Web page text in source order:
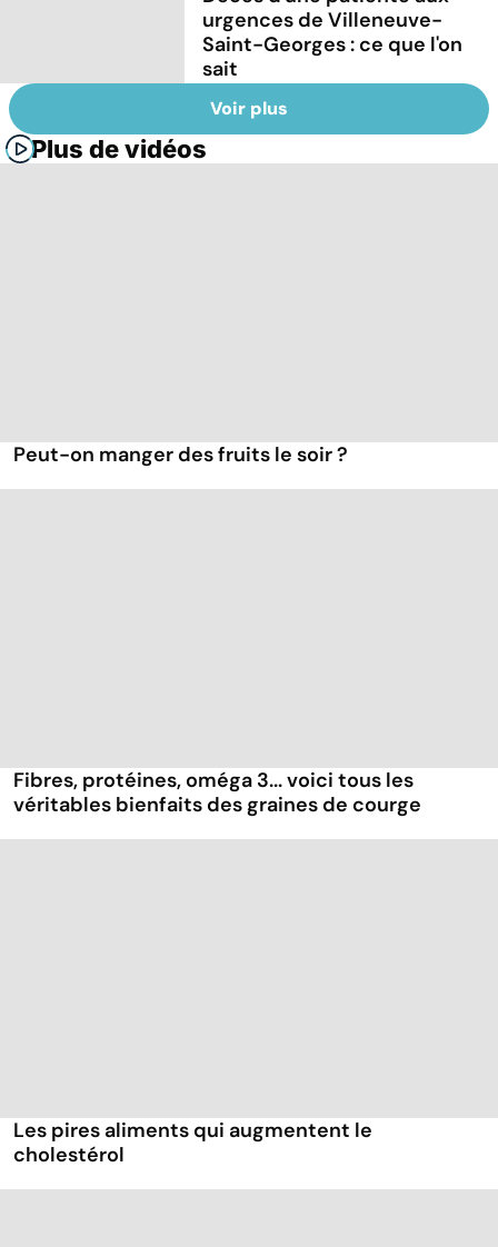
urgences de Villeneuve-
Saint-Georges : ce que l'on
sait
Voir plus
Plus de vidéos
Peut-on manger des fruits le soir ?
Fibres, protéines, oméga 3... voici tous les
véritables bienfaits des graines de courge
Les pires aliments qui augmentent le
cholestérol